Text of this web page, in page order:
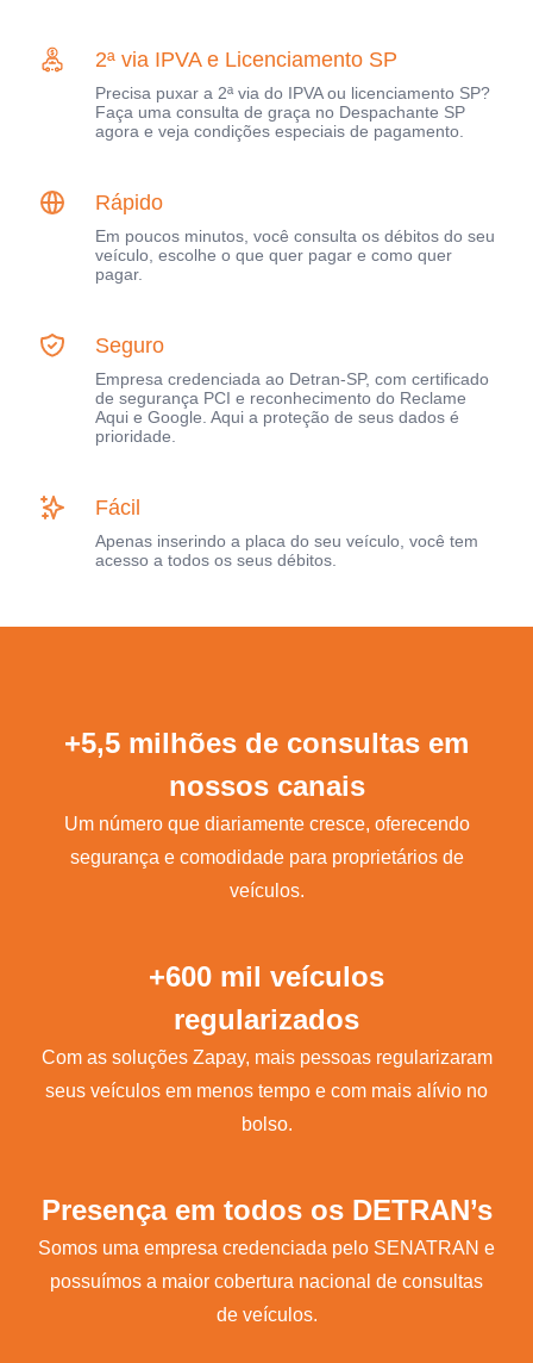
2ª via IPVA e Licenciamento SP
Precisa puxar a 2ª via do IPVA ou licenciamento SP?
Faça uma consulta de graça no Despachante SP
agora e veja condições especiais de pagamento.
Rápido
Em poucos minutos, você consulta os débitos do seu
veículo, escolhe o que quer pagar e como quer
pagar.
Seguro
Empresa credenciada ao Detran-SP, com certificado
de segurança PCI e reconhecimento do Reclame
Aqui e Google. Aqui a proteção de seus dados é
prioridade.
Fácil
Apenas inserindo a placa do seu veículo, você tem
acesso a todos os seus débitos.
+5,5 milhões de consultas em
nossos canais
Um número que diariamente cresce, oferecendo
segurança e comodidade para proprietários de
veículos.
+600 mil veículos
regularizados
Com as soluções Zapay, mais pessoas regularizaram
seus veículos em menos tempo e com mais alívio no
bolso.
Presença em todos os DETRAN’s
Somos uma empresa credenciada pelo SENATRAN e
possuímos a maior cobertura nacional de consultas
de veículos.